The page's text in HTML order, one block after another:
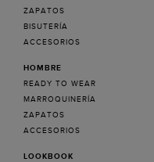
ZAPATOS
BISUTERÍA
ACCESORIOS
HOMBRE
READY TO WEAR
MARROQUINERÍA
ZAPATOS
ACCESORIOS
LOOKBOOK